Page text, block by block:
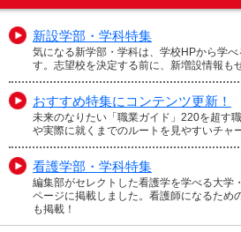
新設学部・学科特集
気になる新学部・学科は、学校HPから学
す。志望校を決定する前に、新増設情報も
おすすめ特集にコンテンツ更新！
未来のなりたい「職業ガイド」220を超す
や実際に就くまでのルートを見やすいチャ
看護学部・学科特集
編集部がセレクトした看護学を学べる大学
ページに掲載しました。看護師になるため
も掲載！